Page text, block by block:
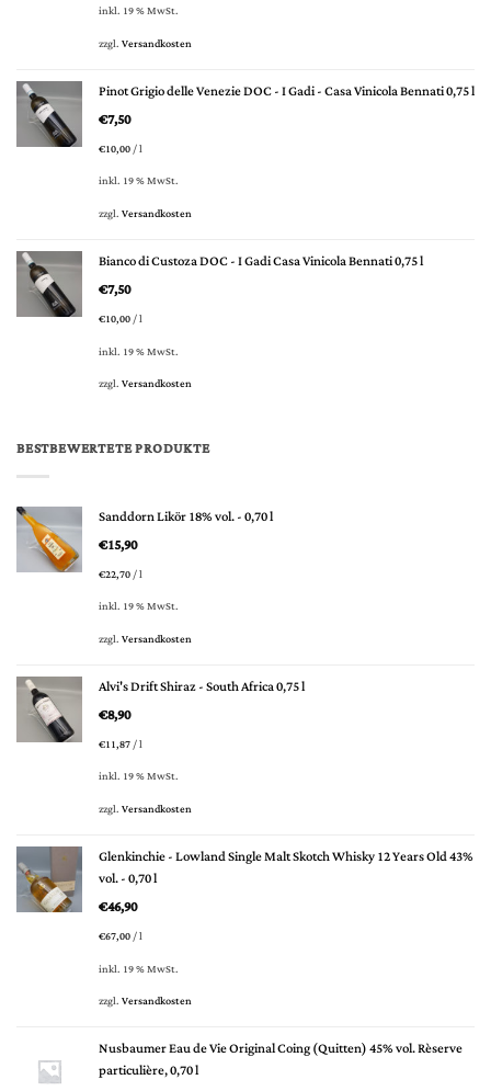
inkl. 19 % MwSt.
zzgl.Versandkosten
Pinot Grigio delle Venezie DOC - I Gadi - Casa Vinicola Bennati 0,75 l
€7,50
€10,00/l
inkl. 19 % MwSt.
zzgl.Versandkosten
Bianco di Custoza DOC - I Gadi Casa Vinicola Bennati 0,75 l
€7,50
€10,00/l
inkl. 19 % MwSt.
zzgl.Versandkosten
BESTBEWERTETE PRODUKTE
Sanddorn Likör 18% vol. - 0,70 l
€15,90
€22,70/l
inkl. 19 % MwSt.
zzgl.Versandkosten
Alvi's Drift Shiraz - South Africa 0,75 l
€8,90
€11,87/l
inkl. 19 % MwSt.
zzgl.Versandkosten
Glenkinchie - Lowland Single Malt Skotch Whisky 12 Years Old 43%
vol. - 0,70 l
€46,90
€67,00/l
inkl. 19 % MwSt.
zzgl.Versandkosten
Nusbaumer Eau de Vie Original Coing (Quitten) 45% vol. Rèserve
particulière, 0,70 l